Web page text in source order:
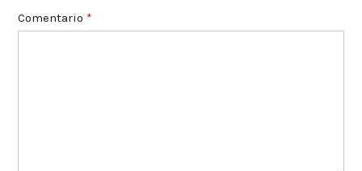
Comentario *